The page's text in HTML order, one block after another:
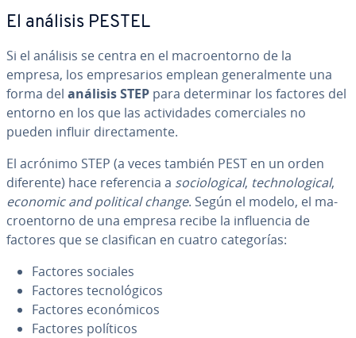
El análisis PESTEL
Si el análisis se centra en el ma­croe­n­to­rno de la
empresa, los em­pre­sa­rios emplean ge­ne­ra­l­me­n­te una
forma del análisis STEP para de­te­r­mi­nar los factores del
entorno en los que las ac­ti­vi­da­des co­me­r­cia­les no
pueden influir di­re­c­ta­me­n­te.
El acrónimo STEP (a veces también PEST en un orden
diferente) hace re­fe­re­n­cia a so­cio­lo­gi­cal, te­ch­no­lo­gi­cal,
economic and political change. Según el modelo, el ma­
croe­n­to­rno de una empresa recibe la in­flue­n­cia de
factores que se cla­si­fi­can en cuatro ca­te­go­rías:
Factores sociales
Factores te­c­no­ló­gi­cos
Factores eco­nó­mi­cos
Factores políticos